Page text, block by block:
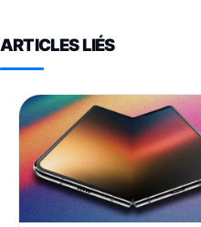
ARTICLES LIÉS